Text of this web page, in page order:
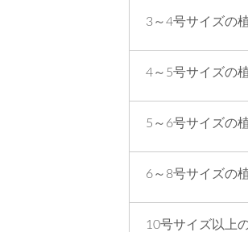
3～4号サイズの
4～5号サイズの
5～6号サイズの
6～8号サイズの
10号サイズ以上